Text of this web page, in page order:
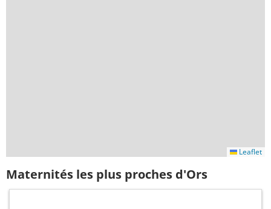
Leaflet
Maternités les plus proches d'Ors